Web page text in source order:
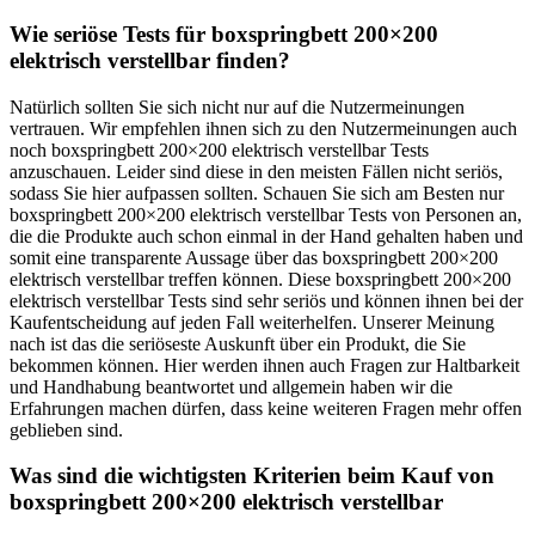
Wie seriöse Tests für boxspringbett 200×200
elektrisch verstellbar finden?
Natürlich sollten Sie sich nicht nur auf die Nutzermeinungen
vertrauen. Wir empfehlen ihnen sich zu den Nutzermeinungen auch
noch boxspringbett 200×200 elektrisch verstellbar Tests
anzuschauen. Leider sind diese in den meisten Fällen nicht seriös,
sodass Sie hier aufpassen sollten. Schauen Sie sich am Besten nur
boxspringbett 200×200 elektrisch verstellbar Tests von Personen an,
die die Produkte auch schon einmal in der Hand gehalten haben und
somit eine transparente Aussage über das boxspringbett 200×200
elektrisch verstellbar treffen können. Diese boxspringbett 200×200
elektrisch verstellbar Tests sind sehr seriös und können ihnen bei der
Kaufentscheidung auf jeden Fall weiterhelfen. Unserer Meinung
nach ist das die seriöseste Auskunft über ein Produkt, die Sie
bekommen können. Hier werden ihnen auch Fragen zur Haltbarkeit
und Handhabung beantwortet und allgemein haben wir die
Erfahrungen machen dürfen, dass keine weiteren Fragen mehr offen
geblieben sind.
Was sind die wichtigsten Kriterien beim Kauf von
boxspringbett 200×200 elektrisch verstellbar